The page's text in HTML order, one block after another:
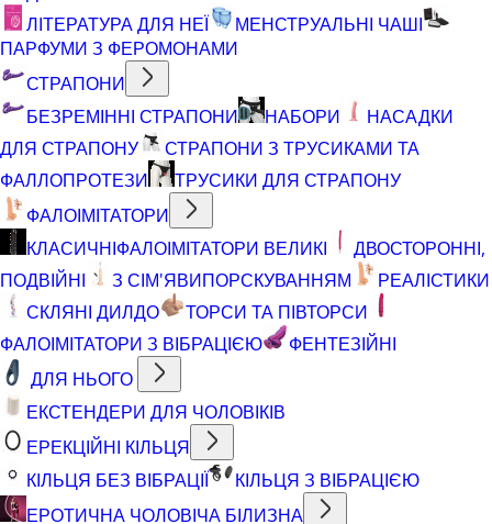
ЛІТЕРАТУРА ДЛЯ НЕЇ
МЕНСТРУАЛЬНІ ЧАШІ
ПАРФУМИ З ФЕРОМОНАМИ
СТРАПОНИ
БЕЗРЕМІННІ СТРАПОНИ
НАБОРИ
НАСАДКИ
ДЛЯ СТРАПОНУ
СТРАПОНИ З ТРУСИКАМИ ТА
ФАЛЛОПРОТЕЗИ
ТРУСИКИ ДЛЯ СТРАПОНУ
ФАЛОІМІТАТОРИ
КЛАСИЧНІФАЛОІМІТАТОРИ ВЕЛИКІ
ДВОСТОРОННІ,
ПОДВІЙНІ
З СІМ'ЯВИПОРСКУВАННЯМ
РЕАЛІСТИКИ
СКЛЯНІ ДИЛДО
ТОРСИ ТА ПІВТОРСИ
ФАЛОІМІТАТОРИ З ВІБРАЦІЄЮ
ФЕНТЕЗІЙНІ
ДЛЯ НЬОГО
ЕКСТЕНДЕРИ ДЛЯ ЧОЛОВІКІВ
ЕРЕКЦІЙНІ КІЛЬЦЯ
КІЛЬЦЯ БЕЗ ВІБРАЦІЇ
КІЛЬЦЯ З ВІБРАЦІЄЮ
ЕРОТИЧНА ЧОЛОВІЧА БІЛИЗНА